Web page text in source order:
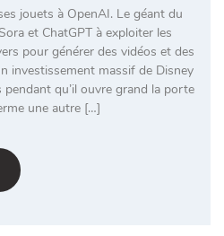
jouets à OpenAI. Le géant du
et ChatGPT à exploiter les
pour générer des vidéos et des
investissement massif de Disney
qu’il ouvre grand la porte
une autre […]